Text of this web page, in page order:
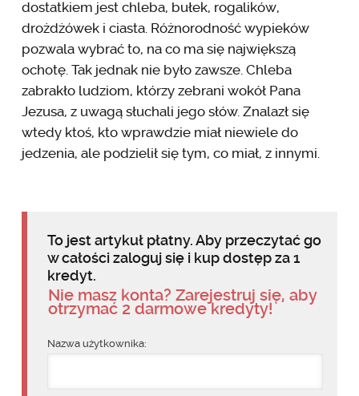
dostatkiem jest chleba, bułek, rogalików,
drożdżówek i ciasta. Różnorodność wypieków
pozwala wybrać to, na co ma się największą
ochotę. Tak jednak nie było zawsze. Chleba
zabrakło ludziom, którzy zebrani wokół Pana
Jezusa, z uwagą słuchali jego słów. Znalazł się
wtedy ktoś, kto wprawdzie miał niewiele do
jedzenia, ale podzielił się tym, co miał, z innymi.
To jest artykuł płatny. Aby przeczytać go
w całości zaloguj się i kup dostęp za 1
kredyt.
Nie masz konta? Zarejestruj się, aby
otrzymać 2 darmowe kredyty!
Nazwa użytkownika: